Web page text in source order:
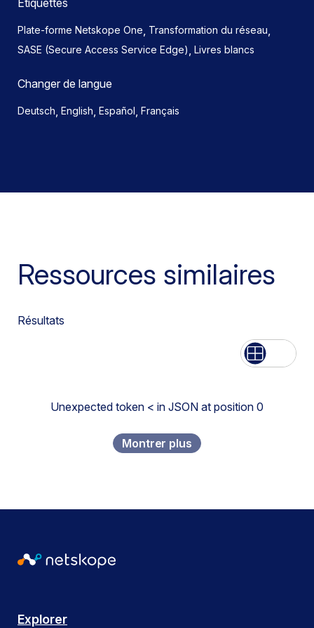
Étiquettes
Plate-forme Netskope One, Transformation du réseau,
SASE (Secure Access Service Edge), Livres blancs
Changer de langue
Deutsch, English, Español, Français
Ressources similaires
Résultats
Liste Grille
Unexpected token < in JSON at position 0
Montrer plus
Explorer